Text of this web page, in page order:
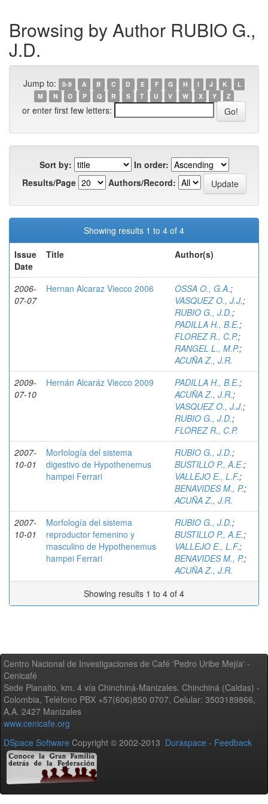
Browsing by Author RUBIO G.,
J.D.
Jump to: 0-9 A B C D E F G H I J K
L
M
N O P Q R S T U V W X Y Z
or enter first few letters:
Sort by:
In order:
Results/Page
Authors/Record:
Showing results 1 to 4 of 4
Issue
Date
Title Author(s)
2006-
07-07
Hernan Alcaraz Viecco 2006 OSSA O., G.A.;
VASQUEZ O., J.J.;
RUBIO G., J.D.;
PADILLA H., B.E.;
FLOREZ R., C.P.;
RANGEL L., M.P.;
ACUÑA Z., J.R.
2009-
07-10
Hernán Alcaráz Viecco 2009 PADILLA H., B.E.;
ACUÑA Z., J.R.;
VASQUEZ O., J.J.;
RUBIO G., J.D.;
FLOREZ R., C.P.
2007-
10-01
Morfología del sistema
digestivo de Hypothenemus
hampei Ferrari
RUBIO G., J.D.;
BUSTILLO P., A.E.;
VALLEJO E., L.F.;
BENAVIDES M., P.;
ACUÑA Z., J.R.
2007-
10-01
Morfología del sistema
reproductor femenino y
masculino de Hypothenemus
hampei Ferrari
RUBIO G., J.D.;
BUSTILLO P., A.E.;
VALLEJO E., L.F.;
BENAVIDES M., P.;
ACUÑA Z., J.R.
Showing results 1 to 4 of 4
Centro Nacional de Investigaciones de Café 'Pedro Uribe Mejía' -
Cenicafé
Sede Planalto, km. 4 vía Chinchiná-Manizales. Chinchiná (Caldas) -
Colombia, Teléfono PBX +57(606)850 0707, Celular: 3503189866,
A.A. 2427 Manizales
www.cenicafe.org
DSpace Software Copyright © 2002-2013 Duraspace - Feedback